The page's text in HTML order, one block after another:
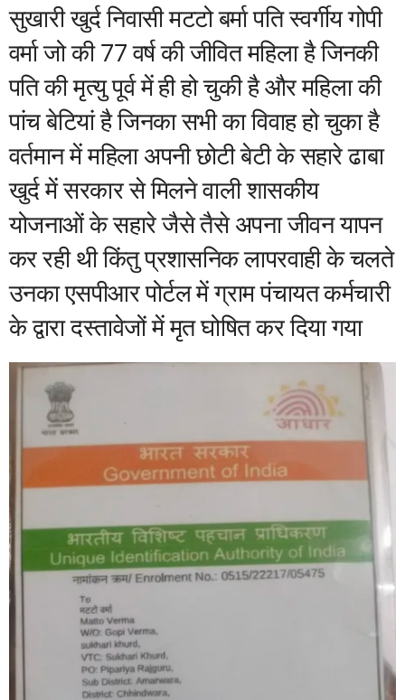
सुखारी खुर्द निवासी मटटो बर्मा पति स्वर्गीय गोपी
वर्मा जो की 77 वर्ष की जीवित महिला है जिनकी
पति की मृत्यु पूर्व में ही हो चुकी है और महिला की
पांच बेटियां है जिनका सभी का विवाह हो चुका है
वर्तमान में महिला अपनी छोटी बेटी के सहारे ढाबा
खुर्द में सरकार से मिलने वाली शासकीय
योजनाओं के सहारे जैसे तैसे अपना जीवन यापन
कर रही थी किंतु प्रशासनिक लापरवाही के चलते
उनका एसपीआर पोर्टल में ग्राम पंचायत कर्मचारी
के द्वारा दस्तावेजों में मृत घोषित कर दिया गया